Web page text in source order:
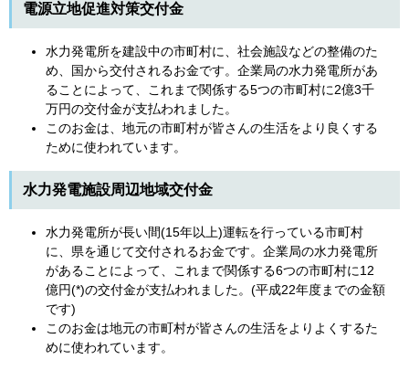
電源立地促進対策交付金
水力発電所を建設中の市町村に、社会施設などの整備のた
め、国から交付されるお金です。企業局の水力発電所があ
ることによって、これまで関係する5つの市町村に2億3千
万円の交付金が支払われました。
このお金は、地元の市町村が皆さんの生活をより良くする
ために使われています。
水力発電施設周辺地域交付金
水力発電所が長い間(15年以上)運転を行っている市町村
に、県を通じて交付されるお金です。企業局の水力発電所
があることによって、これまで関係する6つの市町村に12
億円(*)の交付金が支払われました。(平成22年度までの金額
です)
このお金は地元の市町村が皆さんの生活をよりよくするた
めに使われています。